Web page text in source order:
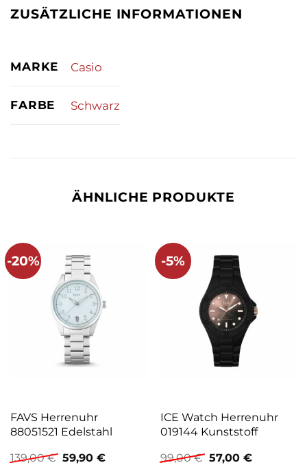
ZUSÄTZLICHE INFORMATIONEN
MARKE Casio
FARBE Schwarz
ÄHNLICHE PRODUKTE
-20%
FAVS Herrenuhr
88051521 Edelstahl
139,00€ Ursprünglicher
59,90 €Aktueller
-5%
ICE Watch Herrenuhr
019144 Kunststoff
99,00€ Ursprünglicher
57,00 €Aktueller